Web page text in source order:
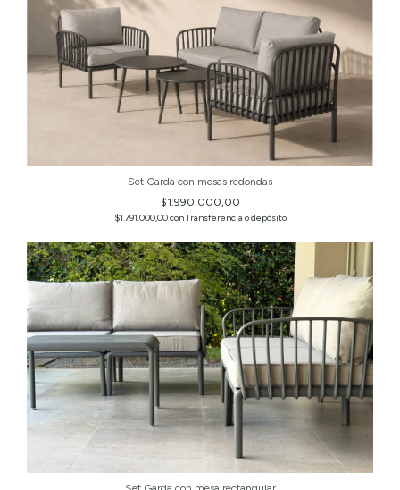
Set Garda con mesas redondas
$1.990.000,00
$1.791.000,00conTransferencia o depósito